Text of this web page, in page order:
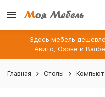
Здесь мебель
Авито, Озоне и
Главная Столы